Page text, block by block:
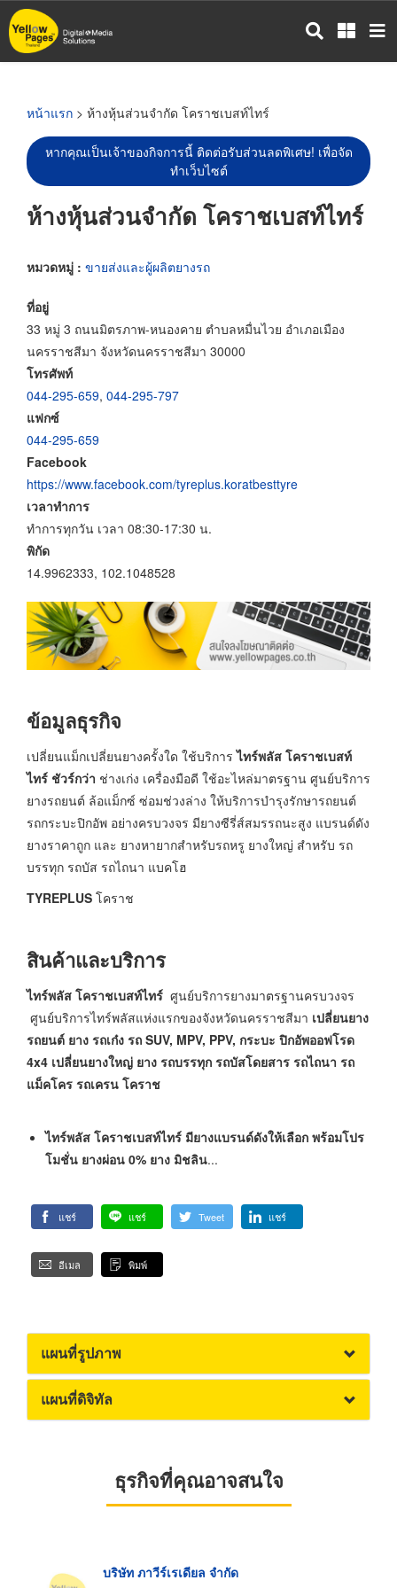
ข้าม
ไป
หน้าแรก > ห้างหุ้นส่วนจำกัด โคราชเบสท์ไทร์
หากคุณเป็นเจ้าของกิจการนี้ ติดต่อรับส่วนลดพิเศษ! เพื่อจัด
ทำเว็บไซต์
ห้างหุ้นส่วนจำกัด โคราชเบสท์ไทร์
หมวดหมู่ : ขายส่งและผู้ผลิตยางรถ
ที่อยู่
33 หมู่ 3 ถนนมิตรภาพ-หนองคาย ตำบลหมื่นไวย อำเภอเมือง
นครราชสีมา จังหวัดนครราชสีมา 30000
โทรศัพท์
044-295-659, 044-295-797
แฟกซ์
044-295-659
Facebook
https://www.facebook.com/tyreplus.koratbesttyre
เวลาทำการ
ทำการทุกวัน เวลา 08:30-17:30 น.
พิกัด
14.9962333, 102.1048528
ข้อมูลธุรกิจ
เปลี่ยนแม็กเปลี่ยนยางครั้งใด ใช้บริการไทร์พลัส โคราชเบสท์
ไทร์ ชัวร์กว่า ช่างเก่ง เครื่องมือดี ใช้อะไหล่มาตรฐาน ศูนย์บริการ
ยางรถยนต์ ล้อแม็กซ์ ซ่อมช่วงล่าง ให้บริการบำรุงรักษารถยนต์
รถกระบะปิกอัพ อย่างครบวงจร มียางซีรี่ส์สมรรถนะสูง แบรนด์ดัง
ยางราคาถูก และ ยางหายากสำหรับรถหรู ยางใหญ่ สำหรับ รถ
บรรทุก รถบัส รถไถนา แบคโฮ
TYREPLUS โคราช
สินค้าและบริการ
ไทร์พลัส โคราชเบสท์ไทร์ ศูนย์บริการยางมาตรฐานครบวงจร
ศูนย์บริการไทร์พลัสแห่งแรกของจังหวัดนครราชสีมา เปลี่ยนยาง
รถยนต์ ยาง รถเก๋ง รถ SUV, MPV, PPV, กระบะ ปิกอัพออฟโรด
4x4 เปลี่ยนยางใหญ่ ยาง รถบรรทุก รถบัสโดยสาร รถไถนา รถ
แม็คโคร รถเครน โคราช
ไทร์พลัส โคราชเบสท์ไทร์ มียางแบรนด์ดังให้เลือก พร้อมโปร
โมชั่น ยางผ่อน 0% ยาง มิชลิน...
แชร์ แชร์ Tweet แชร์
อีเมล พิมพ์
แผนที่รูปภาพ
แผนที่ดิจิทัล
ธุรกิจที่คุณอาจสนใจ
บริษัท ภาวีร์เรเดียล จำกัด